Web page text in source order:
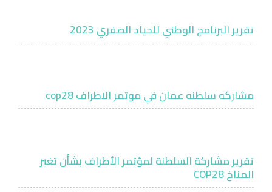
تقرير البرنامج الوطني للحياد الصفري 2023
مشاركه سلطنه عمان في موتمر الاطراف cop28
تقرير مشاركة السلطنة لمؤتمر الأطراف بشأن تغير
المناخ COP28